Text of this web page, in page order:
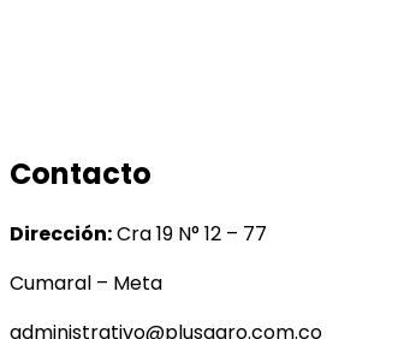
Contacto
Dirección:Cra 19 N° 12 – 77
Cumaral – Meta
administrativo@plusagro.com.co